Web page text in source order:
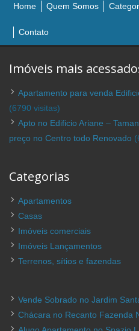
Home Quem Somos
Contato
Imóveis mais
Apartamento para venda
(6790 visitas)
Apto no Edificio Ariane –
preço no Centro todo Renovado
Categorias
Apartamentos
Casas
Imóveis comerciais
Imóveis Lançamentos
Terrenos, sítios e fazendas
Vende Sobrado no Jardim
Chácara no Recanto Fazenda